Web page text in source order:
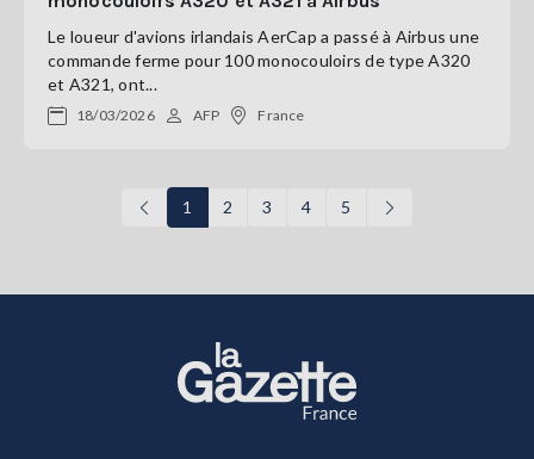
Le loueur d'avions irlandais AerCap a passé à Airbus une
commande ferme pour 100 monocouloirs de type A320
et A321, ont...
18/03/2026 AFP France
1 2 3 4 5